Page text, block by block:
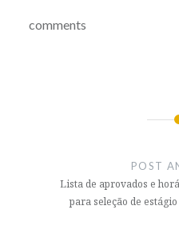
comments
POST
Lista de aprovados e
para seleção de